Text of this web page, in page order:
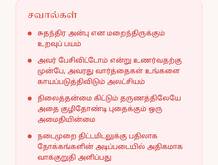
சவால்கள்
சுதந்திர அன்பு என மறைந்திருக்கும்
உறவுப் பயம்
அவர் பேசிவிட்டோம் என்று உணர்வதற்கு
முன்பே, அவரது வார்த்தைகள் உங்களை
காயப்படுத்திவிடும் அலட்சியம்
நிலைத்தன்மை கிட்டும் தருணத்திலேயே
அதை குழிதோண்டி புதைக்கும் ஒரு
அமைதியின்மை
நடைமுறை திட்டமிடலுக்கு பதிலாக
நோக்கங்களின் அடிப்படையில் அதிகமாக
வாக்குறுதி அளிப்பது